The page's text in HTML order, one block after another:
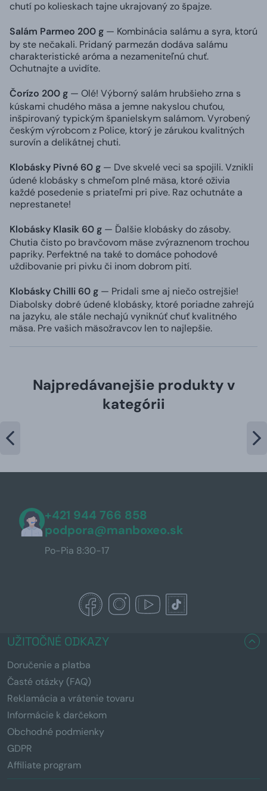
chutí po kolieskach tajne ukrajovaný zo špajze.
Salám Parmeo 200 g — Kombinácia salámu a syra, ktorú
by ste nečakali. Pridaný parmezán dodáva salámu
charakteristické aróma a nezameniteľnú chuť.
Ochutnajte a uvidíte.
Čorízo 200 g — Olé! Výborný salám hrubšieho zrna s
kúskami chudého mäsa a jemne nakyslou chuťou,
inšpirovaný typickým španielskym salámom. Vyrobený
českým výrobcom z Police, ktorý je zárukou kvalitných
surovín a delikátnej chuti.
Klobásky Pivné 60 g — Dve skvelé veci sa spojili. Vznikli
údené klobásky s chmeľom plné mäsa, ktoré oživia
každé posedenie s priateľmi pri pive. Raz ochutnáte a
neprestanete!
Klobásky Klasik 60 g — Ďalšie klobásky do zásoby.
Chutia čisto po bravčovom mäse zvýraznenom trochou
papriky. Perfektné na také to domáce pohodové
uždibovanie pri pivku či inom dobrom pití.
Klobásky Chilli 60 g — Pridali sme aj niečo ostrejšie!
Diabolsky dobré údené klobásky, ktoré poriadne zahrejú
na jazyku, ale stále nechajú vyniknúť chuť kvalitného
mäsa. Pre vašich mäsožravcov len to najlepšie.
Najpredávanejšie produkty v
kategórii
+421 944 766 858
podpora@manboxeo.sk
Po-Pia 8:30-17
UŽITOČNÉ ODKAZY
Doručenie a platba
Časté otázky (FAQ)
Reklamácia a vrátenie tovaru
Informácie k darčekom
Obchodné podmienky
GDPR
Affiliate program